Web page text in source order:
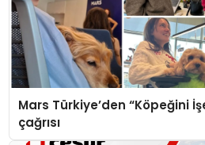
Mars Türkiye’den “Köpeğini
çağrısı